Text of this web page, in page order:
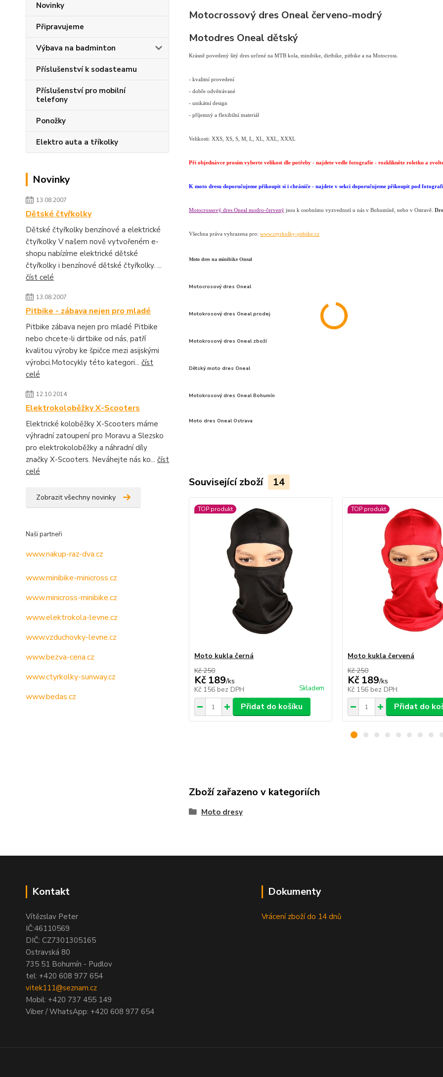
Novinky
Připravujeme
Výbava na badminton
Příslušenství k sodasteamu
Příslušenství pro mobilní
telefony
Ponožky
Elektro auta a tříkolky
Novinky
13.08.2007
Dětské čtyřkolky
Dětské čtyřkolky benzínové a elektrické
čtyřkolky V našem nově vytvořeném e-
shopu nabízíme elektrické dětské
čtyřkolky i benzínové dětské čtyřkolky. ...
číst celé
13.08.2007
Pitbike - zábava nejen pro mladé
Pitbike zábava nejen pro mladé Pitbike
nebo chcete-li dirtbike od nás, patří
kvalitou výroby ke špičce mezi asijskými
výrobci.Motocykly této kategori... číst
celé
12.10.2014
Elektrokoloběžky X-Scooters
Elektrické koloběžky X-Scooters máme
výhradní zatoupení pro Moravu a Slezsko
pro elektrokoloběžky a náhradní díly
značky X-Scooters. Neváhejte nás ko... číst
celé
Zobrazit všechny novinky
Naši partneři
www.nakup-raz-dva.cz
www.minibike-minicross.cz
www.minicross-minibike.cz
www.elektrokola-levne.cz
www.vzduchovky-levne.cz
www.bezva-cena.cz
www.ctyrkolky-sunway.cz
www.bedas.cz
Motocrossový dres Oneal červeno-modrý
Motodres Oneal dětský
Krásně povedený šitý dres určené na MTB kola, minibike, dirtbike, pitbike a na Motocross.
- kvalitní provedení
- dobře odvětrávané
- unikátní design
- příjemný a flexibilní materiál
Velikosti: XXS, XS, S, M, L, XL, XXL, XXXL
Při objednávce prosím vyberte velikost dle potřeby - najdete vedle fotografie - rozklikněte roletku a
K moto dresu doporučujeme přikoupit si i chrániče - najdete v sekci doporučujeme přikoupit pod
Motocrossový dres Oneal modro-červenýjsou k osobnímu vyzvednutí u nás v Bohumíně, nebo v Ostravě.
Všechna práva vyhrazena pro: www.ctyrkolky-pitbike.cz
Moto dres na minibike Oneal
Motocrosový dres Oneal
Motokrosový dres Oneal prodej
Motokrosový dres Oneal zboží
Dětský moto dres Oneal
Motokrosový dres Oneal Bohumín
Moto dres Oneal Ostrava
Související zboží 14
TOP produkt
Moto kukla černá
Kč 250
Kč 189/ks
Kč 156 bez DPH Skladem
Přidat do košíku
TOP produkt
Moto kukla červená
Kč 250
Kč 189/ks
Kč 156 bez DPH
Přidat do
Zboží zařazeno v kategoriích
Moto dresy
Kontakt
Vítězslav Peter
IČ:46110569
DIČ: CZ7301305165
Ostravská 80
735 51 Bohumín - Pudlov
tel: +420 608 977 654
vitek111@seznam.cz
Mobil: +420 737 455 149
Viber / WhatsApp: +420 608 977 654
Dokumenty
Vrácení zboží do 14 dnů